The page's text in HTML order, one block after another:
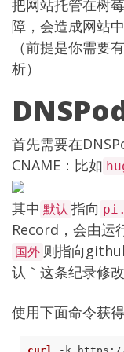
把网站托管在树
障，会造成网站
（前提是你需要
析）
首先需要在
CNAME：比如
其中 默认 指向
Record，会由运
国外 则指向
认｀这条纪录修
使用下面命令获
curl -k https://